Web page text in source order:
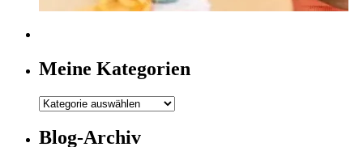
Meine Kategorien
Meine
Blog-Archiv